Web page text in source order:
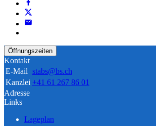
Öffnungszeiten
Kontakt
E-Mail stabs@bs.ch
Kanzlei +41 61 267 86 01
Adresse
Links
Lageplan